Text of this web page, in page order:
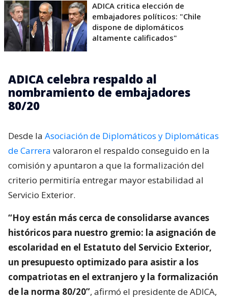
ADICA critica elección de
embajadores políticos: "Chile
dispone de diplomáticos
altamente calificados"
ADICA celebra respaldo al
nombramiento de embajadores
80/20
Desde la Asociación de Diplomáticos y Diplomáticas
de Carrera valoraron el respaldo conseguido en la
comisión y apuntaron a que la formalización del
criterio permitiría entregar mayor estabilidad al
Servicio Exterior.
“Hoy están más cerca de consolidarse avances
históricos para nuestro gremio: la asignación de
escolaridad en el Estatuto del Servicio Exterior,
un presupuesto optimizado para asistir a los
compatriotas en el extranjero y la formalización
de la norma 80/20”, afirmó el presidente de ADICA,